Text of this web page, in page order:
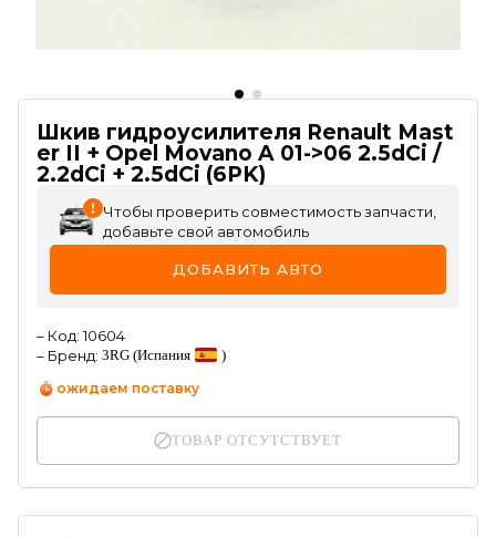
Шкив гидроусилителя Renault Mast
er II + Opel Movano A 01->06 2.5dCi /
2.2dCi + 2.5dCi (6PK)
Чтобы проверить совместимость запчасти,
добавьте свой автомобиль
ДОБАВИТЬ АВТО
– Код:10604
– Бренд: 3RG (Испания
)
ожидаем поставку
ТОВАР ОТСУТСТВУЕТ